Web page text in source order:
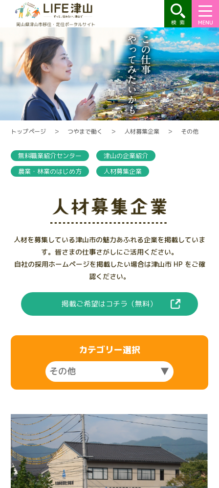
MENU
トップページ ＞ つやまで働く ＞ 人材募集企業 ＞ その他
無料職業紹介センター
津山の企業紹介
農業・林業のはじめ方
人材募集企業
人材を募集している津山市の魅力あふれる企業を掲載していま
す。皆さまの仕事さがしにご活用ください。
自社の採用ホームページを掲載したい場合は津山市 HP をご確
認ください。
掲載ご希望はコチラ（無料）
カテゴリー選択